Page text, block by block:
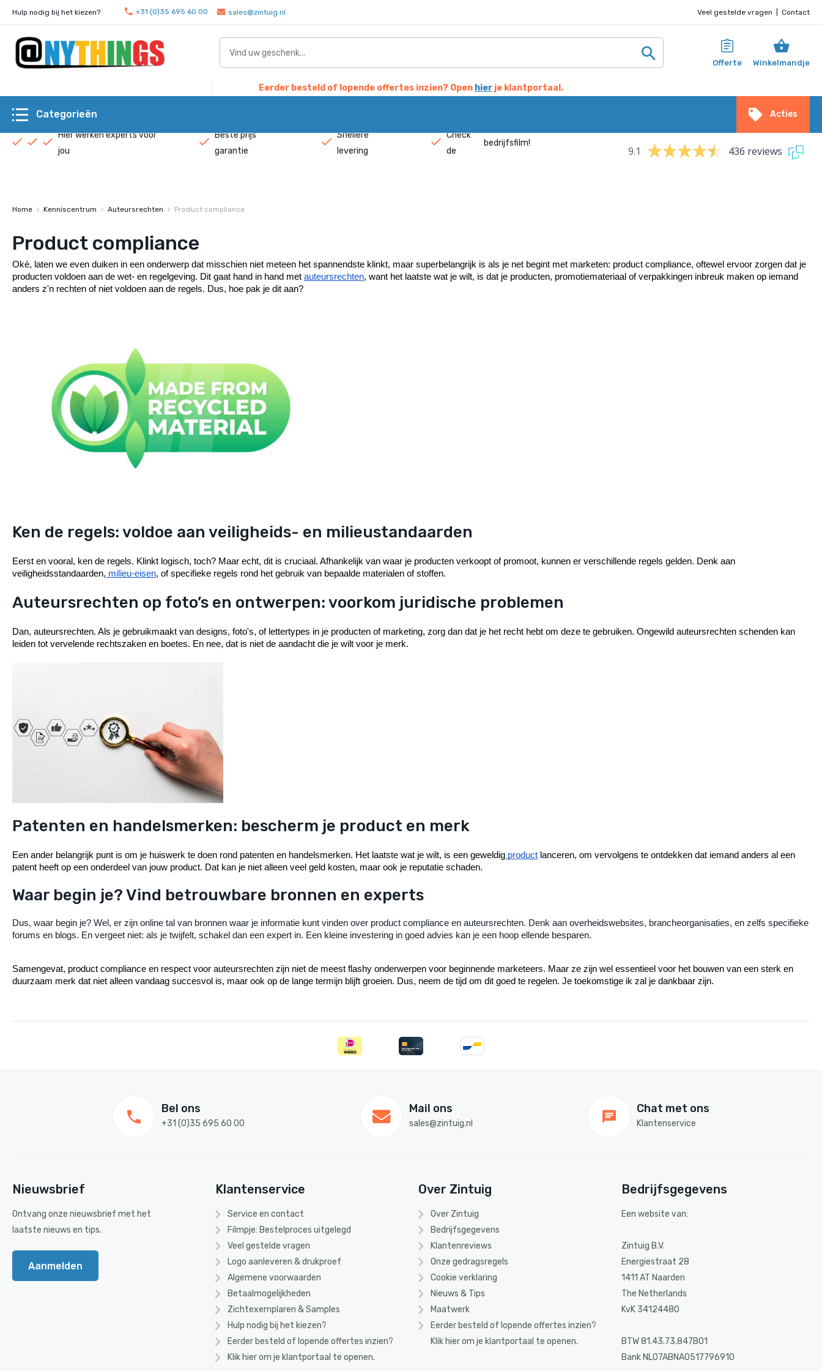
Hulp nodig bij het kiezen? +31 (0)35 695 60 00 sales@zintuig.nl Veel gestelde vragen Contact
Offerte Winkelmandje
Eerder besteld of lopende offertes inzien? Open hier je klantportaal.
Categorieën
Acties
Hier werken experts voor
jou
Beste prijs
garantie
Snellere
levering
Check
de
bedrijfsfilm!
9.1 436 reviews
Home Kenniscentrum Auteursrechten Product compliance
Product compliance
Oké, laten we even duiken in een onderwerp dat misschien niet meteen het spannendste klinkt, maar superbelangrijk is als je net begint met marketen: product compliance, oftewel ervoor zorgen dat je
producten voldoen aan de wet- en regelgeving. Dit gaat hand in hand met auteursrechten, want het laatste wat je wilt, is dat je producten, promotiemateriaal of verpakkingen inbreuk maken op iemand
anders z'n rechten of niet voldoen aan de regels. Dus, hoe pak je dit aan?
Ken de regels: voldoe aan veiligheids- en milieustandaarden
Eerst en vooral, ken de regels. Klinkt logisch, toch? Maar echt, dit is cruciaal. Afhankelijk van waar je producten verkoopt of promoot, kunnen er verschillende regels gelden. Denk aan
veiligheidsstandaarden, milieu-eisen, of specifieke regels rond het gebruik van bepaalde materialen of stoffen.
Auteursrechten op foto’s en ontwerpen: voorkom juridische problemen
Dan, auteursrechten. Als je gebruikmaakt van designs, foto's, of lettertypes in je producten of marketing, zorg dan dat je het recht hebt om deze te gebruiken. Ongewild auteursrechten schenden kan
leiden tot vervelende rechtszaken en boetes. En nee, dat is niet de aandacht die je wilt voor je merk.
Patenten en handelsmerken: bescherm je product en merk
Een ander belangrijk punt is om je huiswerk te doen rond patenten en handelsmerken. Het laatste wat je wilt, is een geweldig product lanceren, om vervolgens te ontdekken dat iemand anders al een
patent heeft op een onderdeel van jouw product. Dat kan je niet alleen veel geld kosten, maar ook je reputatie schaden.
Waar begin je? Vind betrouwbare bronnen en experts
Dus, waar begin je? Wel, er zijn online tal van bronnen waar je informatie kunt vinden over product compliance en auteursrechten. Denk aan overheidswebsites, brancheorganisaties, en zelfs specifieke
forums en blogs. En vergeet niet: als je twijfelt, schakel dan een expert in. Een kleine investering in goed advies kan je een hoop ellende besparen.
Samengevat, product compliance en respect voor auteursrechten zijn niet de meest flashy onderwerpen voor beginnende marketeers. Maar ze zijn wel essentieel voor het bouwen van een sterk en
duurzaam merk dat niet alleen vandaag succesvol is, maar ook op de lange termijn blijft groeien. Dus, neem de tijd om dit goed te regelen. Je toekomstige ik zal je dankbaar zijn.
Bel ons
+31 (0)35 695 60 00
Mail ons
sales@zintuig.nl
Chat met ons
Klantenservice
Nieuwsbrief
Ontvang onze nieuwsbrief met het
laatste nieuws en tips.
Aanmelden
Klantenservice
Service en contact
Filmpje: Bestelproces uitgelegd
Veel gestelde vragen
Logo aanleveren & drukproef
Algemene voorwaarden
Betaalmogelijkheden
Zichtexemplaren & Samples
Hulp nodig bij het kiezen?
Eerder besteld of lopende offertes inzien?
Klik hier om je klantportaal te openen.
Over Zintuig
Over Zintuig
Bedrijfsgegevens
Klantenreviews
Onze gedragsregels
Cookie verklaring
Nieuws & Tips
Maatwerk
Eerder besteld of lopende offertes inzien?
Klik hierom je klantportaal te openen.
Bedrijfsgegevens
Een website van:
Zintuig B.V.
Energiestraat 28
1411 AT Naarden
The Netherlands
KvK 34124480
BTW 81.43.73.847B01
Bank NL07ABNA0517796910